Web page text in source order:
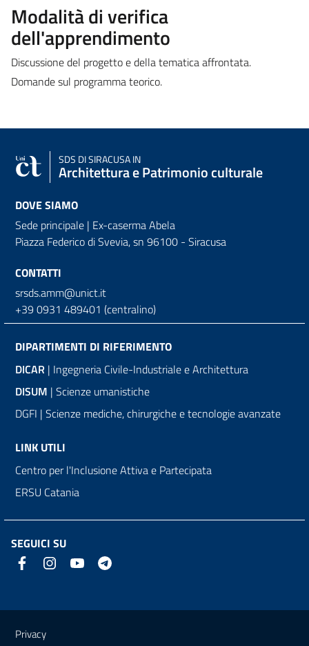
Modalità di verifica
dell'apprendimento
Discussione del progetto e della tematica affrontata.
Domande sul programma teorico.
SDS DI SIRACUSA IN
Architettura e Patrimonio culturale
DOVE SIAMO
Sede principale | Ex-caserma Abela
Piazza Federico di Svevia, sn 96100 - Siracusa
CONTATTI
srsds.amm@unict.it
+39 0931 489401 (centralino)
DIPARTIMENTI DI RIFERIMENTO
DICAR | Ingegneria Civile-Industriale e Architettura
DISUM | Scienze umanistiche
DGFI | Scienze mediche, chirurgiche e tecnologie avanzate
LINK UTILI
Centro per l'Inclusione Attiva e Partecipata
ERSU Catania
SEGUICI SU
Link e informazioni utili
Privacy